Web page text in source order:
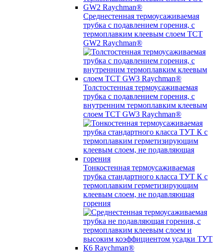
Среднестенная термоусаживаемая
трубка c подавлением горения, с
термоплавким клеевым слоем TCT
GW2 Raychman®
Толстостенная термоусаживаемая
трубка c подавлением горения, с
внутренним термоплавким клеевым
слоем TCT GW3 Raychman®
Тонкостенная термоусаживаемая
трубка стандартного класса ТУТ К с
термоплавким герметизирующим
клеевым слоем, не подавляющая
горения